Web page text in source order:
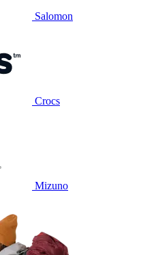
Salomon
Crocs
Mizuno